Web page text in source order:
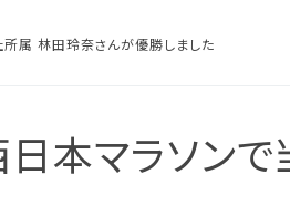
属 林田玲奈さんが優勝しました
本マラソン